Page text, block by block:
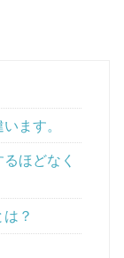
ます。
ほどなく
？